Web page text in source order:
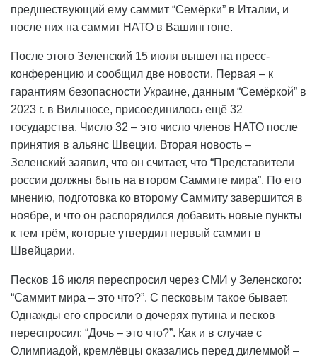
предшествующий ему саммит “Семёрки” в Италии, и
после них на саммит НАТО в Вашингтоне.
После этого Зеленский 15 июля вышел на пресс-
конференцию и сообщил две новости. Первая – к
гарантиям безопасности Украине, данным “Семёркой” в
2023 г. в Вильнюсе, присоединилось ещё 32
государства. Число 32 – это число членов НАТО после
принятия в альянс Швеции. Вторая новость –
Зеленский заявил, что он считает, что “Представители
россии должны быть на втором Саммите мира”. По его
мнению, подготовка ко второму Саммиту завершится в
ноябре, и что он распорядился добавить новые пункты
к тем трём, которые утвердил первый саммит в
Швейцарии.
Песков 16 июля переспросил через СМИ у Зеленского:
“Саммит мира – это что?”. С песковым такое бывает.
Однажды его спросили о дочерях путина и песков
переспросил: “Дочь – это что?”. Как и в случае с
Олимпиадой, кремлёвцы оказались перед дилеммой –